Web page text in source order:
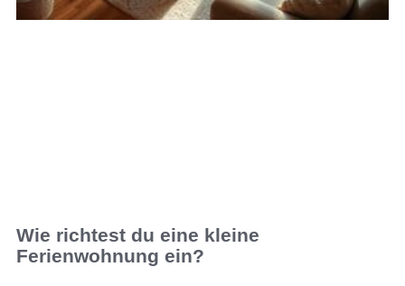
Wie richtest du eine kleine
Ferienwohnung ein?